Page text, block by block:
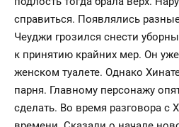
справиться. Появлялись
Чеуджи грозился снести
к принятию крайних мер. Он
женском туалете. Однако
парня. Главному персонажу
сделать. Во время разговора с